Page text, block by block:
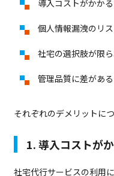
導入コストがかかる
個人情報漏洩のリ
社宅の選択肢が限
管理品質に差がある
それぞれのデメリットに
1. 導入コストが
社宅代行サービスの利用